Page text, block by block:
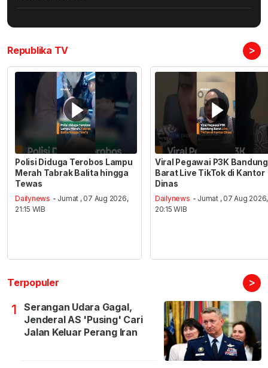
Republika TV >
Polisi Diduga Terobos Lampu
Merah Tabrak Balita hingga
Tewas
Dailynews - Jumat , 07 Aug 2026,
21:15 WIB
Viral Pegawai P3K Bandung
Barat Live TikTok di Kantor
Dinas
Dailynews - Jumat , 07 Aug 2026,
20:15 WIB
Terpopuler >
1
Serangan Udara Gagal,
Jenderal AS 'Pusing' Cari
Jalan Keluar Perang Iran